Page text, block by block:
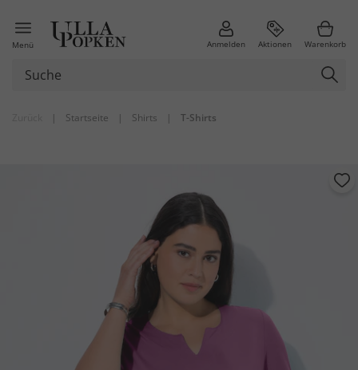
Menü Anmelden Aktionen Warenkorb
| Startseite | Shirts | T-Shirts